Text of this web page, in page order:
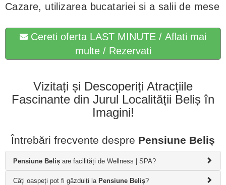
Cazare, utilizarea bucatariei si a salii de mese
Cereti oferta LAST MINUTE / Aflati mai
multe / Rezervati
Vizitați și Descoperiți Atracțiile
Fascinante din Jurul Localității Beliș în
Imagini!
Întrebări frecvente despre Pensiune Beliș
Pensiune Beliș are facilități de Wellness | SPA?
Câți oaspeți pot fi găzduiți la Pensiune Beliș?